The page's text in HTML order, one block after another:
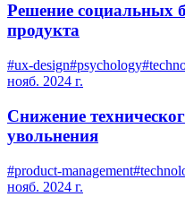
Решение социальных
продукта
#ux-design#psychology#
нояб. 2024 г.
Снижение
увольнения
#product-management#
нояб. 2024 г.